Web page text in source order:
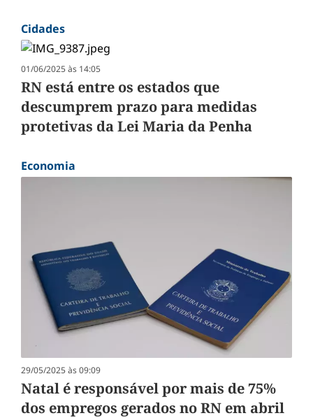
Cidades
01/06/2025 às 14:05
RN está entre os estados que
descumprem prazo para medidas
protetivas da Lei Maria da Penha
Economia
29/05/2025 às 09:09
Natal é responsável por mais de 75%
dos empregos gerados no RN em abril